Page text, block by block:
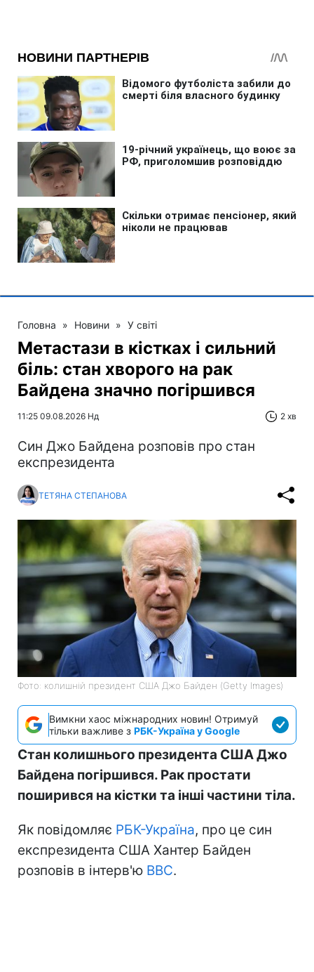
Головна » Новини » У світі
Метастази в кістках і сильний
біль: стан хворого на рак
Байдена значно погіршився
11:25 09.08.2026 Нд 2 хв
Син Джо Байдена розповів про стан
експрезидента
ТЕТЯНА СТЕПАНОВА
Фото: колишній президент США Джо Байден (Getty Images)
Вимкни хаос міжнародних новин! Отримуй
тільки важливе з РБК-Україна у Google
Стан колишнього президента США Джо
Байдена погіршився. Рак простати
поширився на кістки та інші частини тіла.
Як повідомляє РБК-Україна, про це син
експрезидента США Хантер Байден
розповів в інтерв'ю BBC.